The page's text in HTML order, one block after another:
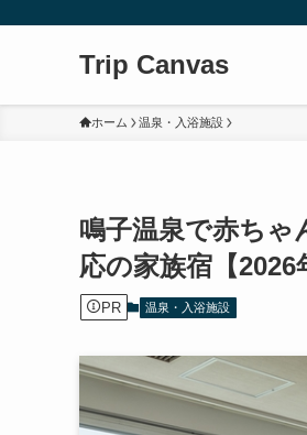
Trip Canvas
ホーム 温泉・入浴施設
鳴子温泉で赤ちゃ
応の家族宿【2026
PR 温泉・入浴施設